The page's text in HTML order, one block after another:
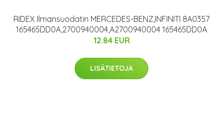
RIDEX Ilmansuodatin MERCEDES-BENZ,INFINITI 8A0357
165465DD0A,2700940004,A2700940004 165465DD0A
12.84 EUR
LISÄTIETOJA